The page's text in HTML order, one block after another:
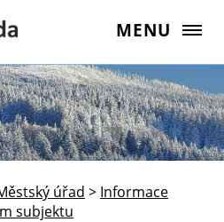
MENU
úřad > Informace
subjektu